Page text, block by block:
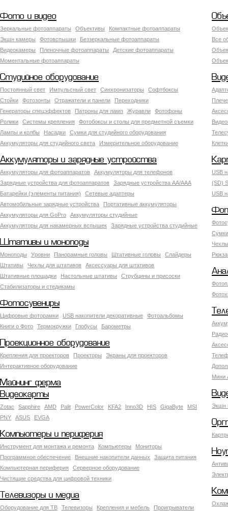
Фото и видео
Зеркальные фотоаппараты Объективы
Компактные фотоаппараты
Экшн камеры
Фотовспышки
Беззеркальные фотоаппараты
Видеокамеры
Пленочные фотоаппараты
Детские фотоаппараты
Моментальные фотоаппараты
Все
Студийное оборудование
Постоянный свет Импульсный свет Синхронизаторы
Софтбоксы
Стойки
Фотозонты Отражатели и панели
Переходники
Генераторы спецэффектов
Патроны для ламп Журавли
Фотофоны
Ролики
Системы крепления
Фотобоксы и столы для предметной съемки
Лампы и колбы
Насадки
Сумки для студийного оборудования
Аккумуляторы для студийного света
Измерительное оборудование
Аккумуляторы и зарядные устройства
Аккумуляторы для фотоаппаратов
Аккумуляторы для телефонов
Зарядные устройства для фотоаппаратов
Зарядные устройства AA/AAA
Батарейки (элементы питания)
Сетевые адаптеры
Автомобильные зарядные устройства
Портативные аккумуляторы
Аккумуляторы для GoPro
Аккумуляторы студийные
Аккумуляторы для накамерных вспышек
Зарядные устройства студийные
USB
(SD)
USB
Штативы и моноподы
Моноподы Уровни Панорамные головы Штативные головы
Слайдеры
Штативы
Чехлы для штативов
Аксессуары для штативов
Штативные площадки
Настольные штативы
Струбцины и присоски
Стабилизаторы и стедикамы
Фотосувениры
Цифровые фоторамки USB накопители декоративные
Фотоальбомы
Книги о Фото
Термокружки Глобусы Барометры
Мини
Проекционное оборудование
Крепления для проекторов Проекторы
Экраны для проекторов
Интерактивное оборудование
Майнинг ферма
Экшн
Видеокарты
Zotac Sapphire AMD Palit PowerColor KFA2 Inno3D HIS GigaByte
MSI
PNY
ASUS EVGA
Компьютеры и периферия
Инструмент для монтажа и ремонта Компьютеры
Мониторы
Программное обеспечение
Внешние накопители данных
Защита питания
Компьютерная периферия
Серверное оборудование
Чистящие средства для цифровой техники
Телевизоры и медиа
Оборудование для ТВ Телевизоры Крепления и мебель Проигрыватели